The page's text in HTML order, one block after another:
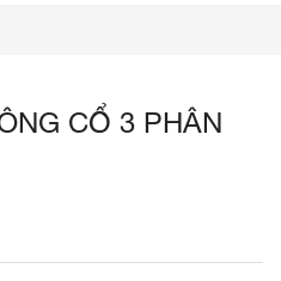
CỔ 3 PHÂN